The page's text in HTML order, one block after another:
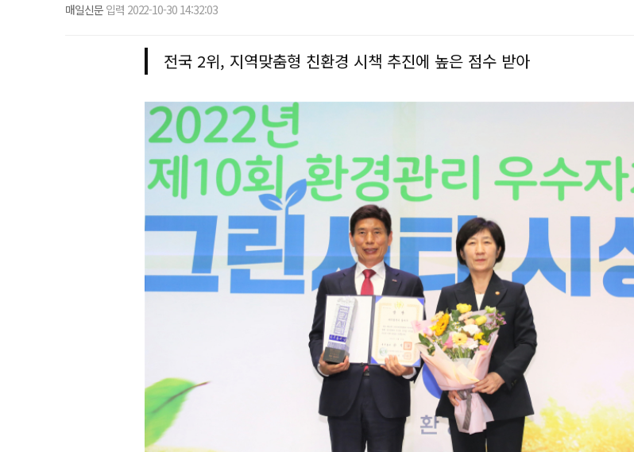
매일신문 입력 2022-10-30 14:32:03
전국 2위, 지역맞춤형 친환경 시책 추진에 높은 점수 받아